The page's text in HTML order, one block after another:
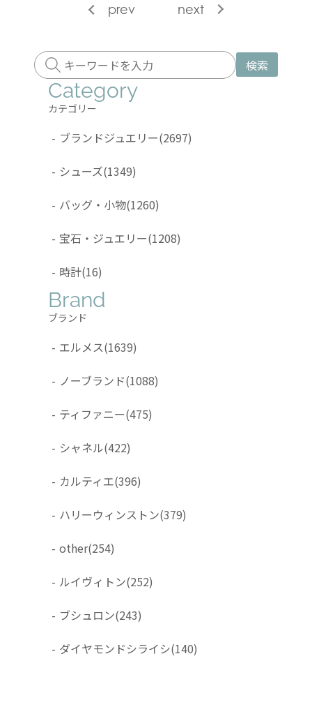
prev next
検索
Category
カテゴリー
- ブランドジュエリー(2697)
- シューズ(1349)
- バッグ・小物(1260)
- 宝石・ジュエリー(1208)
- 時計(16)
Brand
ブランド
- エルメス(1639)
- ノーブランド(1088)
- ティファニー(475)
- シャネル(422)
- カルティエ(396)
- ハリーウィンストン(379)
- other(254)
- ルイヴィトン(252)
- ブシュロン(243)
- ダイヤモンドシライシ(140)